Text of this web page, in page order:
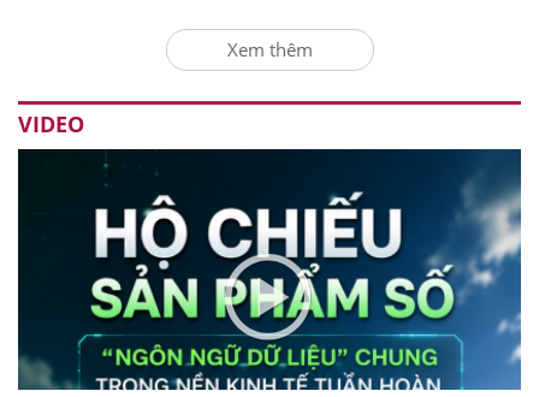
Xem thêm
VIDEO